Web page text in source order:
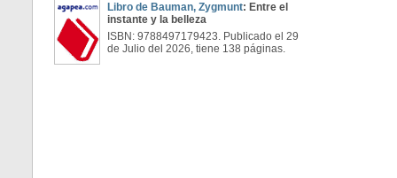
Libro de Bauman, Zygmunt: Entre el
instante y la belleza
ISBN: 9788497179423. Publicado el 29
de Julio del 2026, tiene 138 páginas.